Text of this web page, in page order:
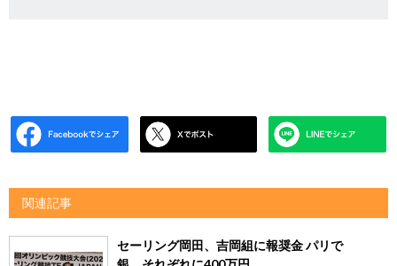
関連記事
セーリング岡田、吉岡組に報奨金 パリで